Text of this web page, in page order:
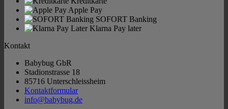
Apple Pay
SOFORT Banking
Klarna Pay later
Kontakt
Babybug GbR
Stadionstrasse 18
85716 Unterschleissheim
Kontaktformular
info@babybug.de